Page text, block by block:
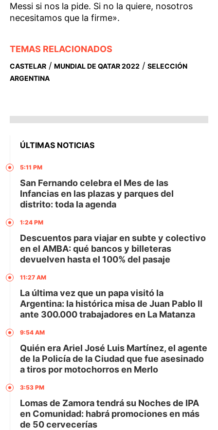
Messi si nos la pide. Si no la quiere, nosotros
necesitamos que la firme».
TEMAS RELACIONADOS
CASTELAR / MUNDIAL DE QATAR 2022 / SELECCIÓN
ARGENTINA
ÚLTIMAS NOTICIAS
5:11 PM
San Fernando celebra el Mes de las
Infancias en las plazas y parques del
distrito: toda la agenda
1:24 PM
Descuentos para viajar en subte y colectivo
en el AMBA: qué bancos y billeteras
devuelven hasta el 100% del pasaje
11:27 AM
La última vez que un papa visitó la
Argentina: la histórica misa de Juan Pablo II
ante 300.000 trabajadores en La Matanza
9:54 AM
Quién era Ariel José Luis Martínez, el agente
de la Policía de la Ciudad que fue asesinado
a tiros por motochorros en Merlo
3:53 PM
Lomas de Zamora tendrá su Noches de IPA
en Comunidad: habrá promociones en más
de 50 cervecerías